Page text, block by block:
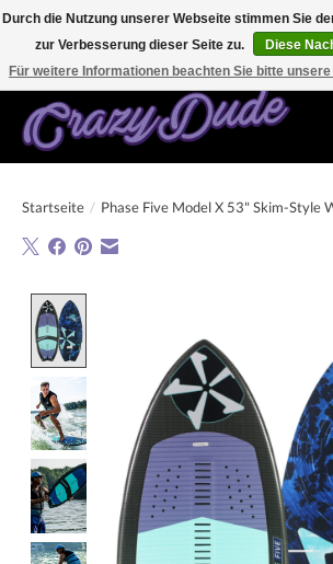
Versandkostenfrei bestellen ab CHF 200.00 in der Schweiz
meisten Ländern weltweit.
Startseite / Phase Five Model X 53" Skim-Style
Durch die Nutzung unserer Webseite stimmen Sie
zur Verbesserung dieser Seite zu.
Diese
Für weitere Informationen beachten Sie bitte